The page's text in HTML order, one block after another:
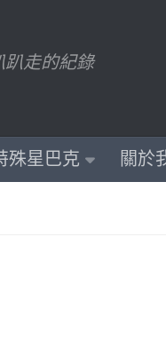
趴走的紀錄
殊星巴克 關於